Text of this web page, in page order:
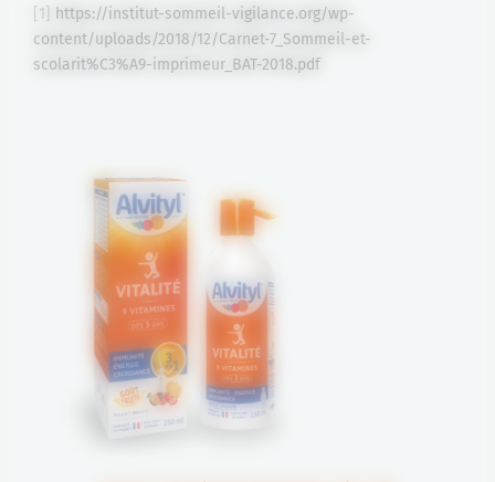
[1]
https://institut-sommeil-vigilance.org/wp-
content/uploads/2018/12/Carnet-7_Sommeil-et-
scolarit%C3%A9-imprimeur_BAT-2018.pdf